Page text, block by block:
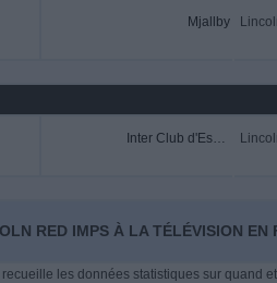
Mjallby
Inter Club d'Escaldes
RED IMPS À LA TÉLÉVISION EN
les données statistiques sur quand